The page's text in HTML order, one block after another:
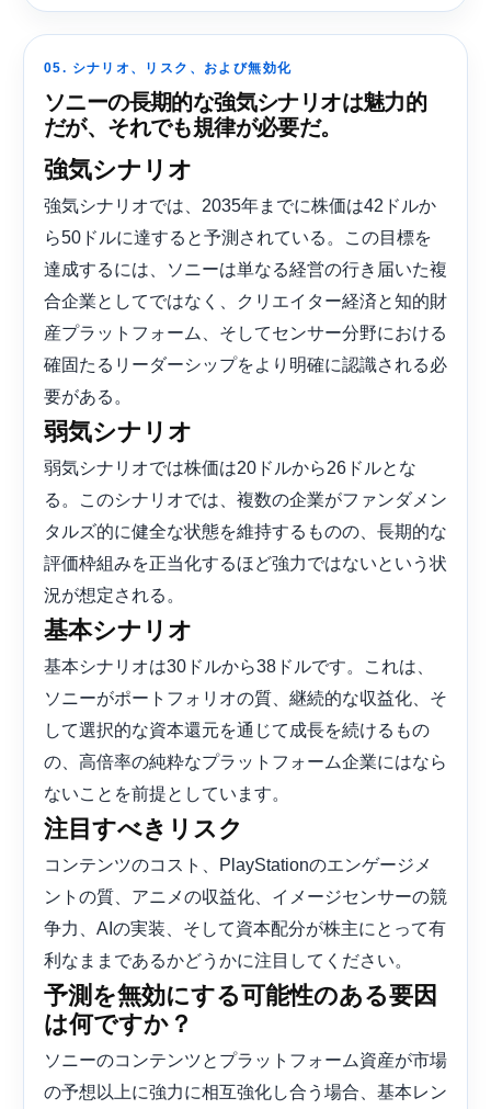
05. シナリオ、リスク、および無効化
ソニーの長期的な強気シナリオは魅力的
だが、それでも規律が必要だ。
強気シナリオ
強気シナリオでは、2035年までに株価は42ドルか
ら50ドルに達すると予測されている。この目標を
達成するには、ソニーは単なる経営の行き届いた複
合企業としてではなく、クリエイター経済と知的財
産プラットフォーム、そしてセンサー分野における
確固たるリーダーシップをより明確に認識される必
要がある。
弱気シナリオ
弱気シナリオでは株価は20ドルから26ドルとな
る。このシナリオでは、複数の企業がファンダメン
タルズ的に健全な状態を維持するものの、長期的な
評価枠組みを正当化するほど強力ではないという状
況が想定される。
基本シナリオ
基本シナリオは30ドルから38ドルです。これは、
ソニーがポートフォリオの質、継続的な収益化、そ
して選択的な資本還元を通じて成長を続けるもの
の、高倍率の純粋なプラットフォーム企業にはなら
ないことを前提としています。
注目すべきリスク
コンテンツのコスト、PlayStationのエンゲージメ
ントの質、アニメの収益化、イメージセンサーの競
争力、AIの実装、そして資本配分が株主にとって有
利なままであるかどうかに注目してください。
予測を無効にする可能性のある要因
は何ですか？
ソニーのコンテンツとプラットフォーム資産が市場
の予想以上に強力に相互強化し合う場合、基本レン